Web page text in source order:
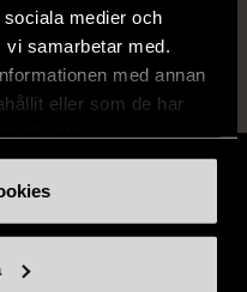
medier och
vi samarbetar med.
med annan
eller som de har